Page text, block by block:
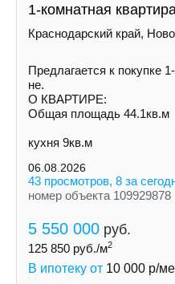
1-комнатная
Краснодарский край,
Предлагается к покупке
не.
О КВАРТИРЕ:
Общая площадь 44.1кв.м
кухня 9кв.м
06.08.2026
43 просмотров, 8 за
номер объекта 109929878
5 550 000 руб.
125 850 руб./м2
В ипотеку от 10 000 р/